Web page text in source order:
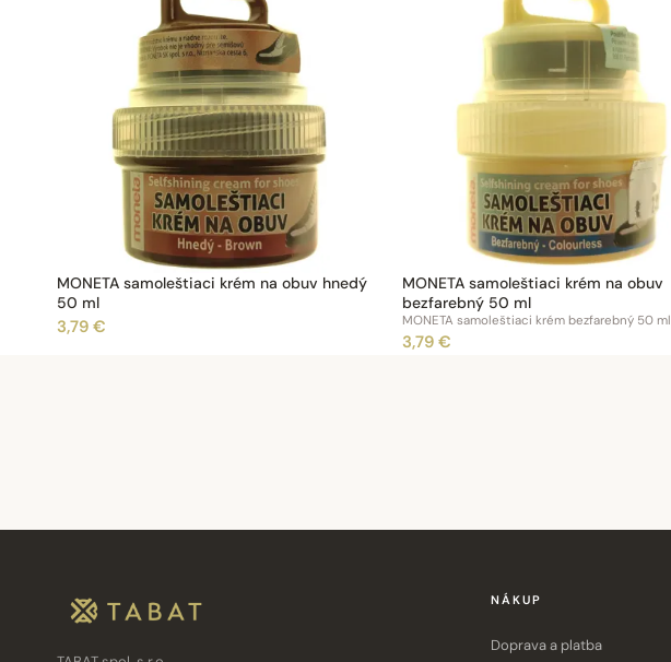
MONETA samoleštiaci krém na obuv hnedý
50 ml
3,79 €
MONETA samoleštiaci krém na obuv
bezfarebný 50 ml
MONETA samoleštiaci krém bezfarebný 50 ml
3,79 €
NÁKUP
Doprava a platba